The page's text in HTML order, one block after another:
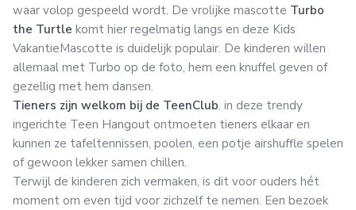
waar volop gespeeld wordt. De vrolijke mascotte Turbo
the Turtle komt hier regelmatig langs en deze Kids
VakantieMascotte is duidelijk populair. De kinderen willen
allemaal met Turbo op de foto, hem een knuffel geven of
gezellig met hem dansen.
Tieners zijn welkom bij de TeenClub. in deze trendy
ingerichte Teen Hangout ontmoeten tieners elkaar en
kunnen ze tafeltennissen, poolen, een potje airshuffle spelen
of gewoon lekker samen chillen.
Terwijl de kinderen zich vermaken, is dit voor ouders hét
moment om even tijd voor zichzelf te nemen. Een bezoek